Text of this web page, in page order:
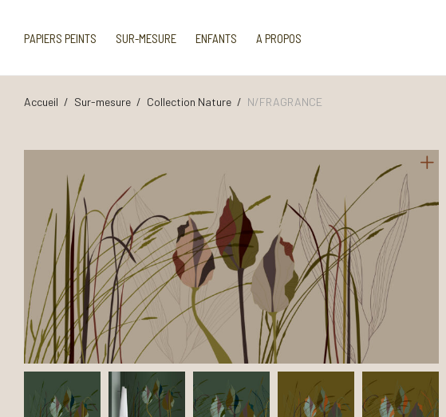
PAPIERS PEINTS SUR-MESURE ENFANTS A PROPOS
Accueil / Sur-mesure / Collection Nature / N/FRAGRANCE